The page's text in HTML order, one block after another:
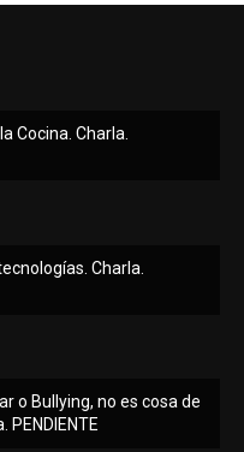
Cocina. Charla.
Charla.
o Bullying, no es cosa de
PENDIENTE